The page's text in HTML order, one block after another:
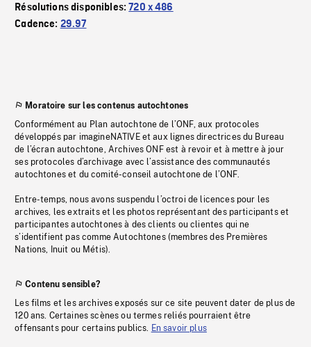
Résolutions disponibles:720 x 486
Cadence: 29.97
Moratoire sur les contenus autochtones
Conformément au Plan autochtone de l’ONF, aux protocoles
développés par imagineNATIVE et aux lignes directrices du Bureau
de l’écran autochtone, Archives ONF est à revoir et à mettre à jour
ses protocoles d’archivage avec l’assistance des communautés
autochtones et du comité-conseil autochtone de l’ONF.
Entre-temps, nous avons suspendu l’octroi de licences pour les
archives, les extraits et les photos représentant des participants et
participantes autochtones à des clients ou clientes qui ne
s’identifient pas comme Autochtones (membres des Premières
Nations, Inuit ou Métis).
Contenu sensible?
Les films et les archives exposés sur ce site peuvent dater de plus de
120 ans. Certaines scènes ou termes reliés pourraient être
offensants pour certains publics. En savoir plus